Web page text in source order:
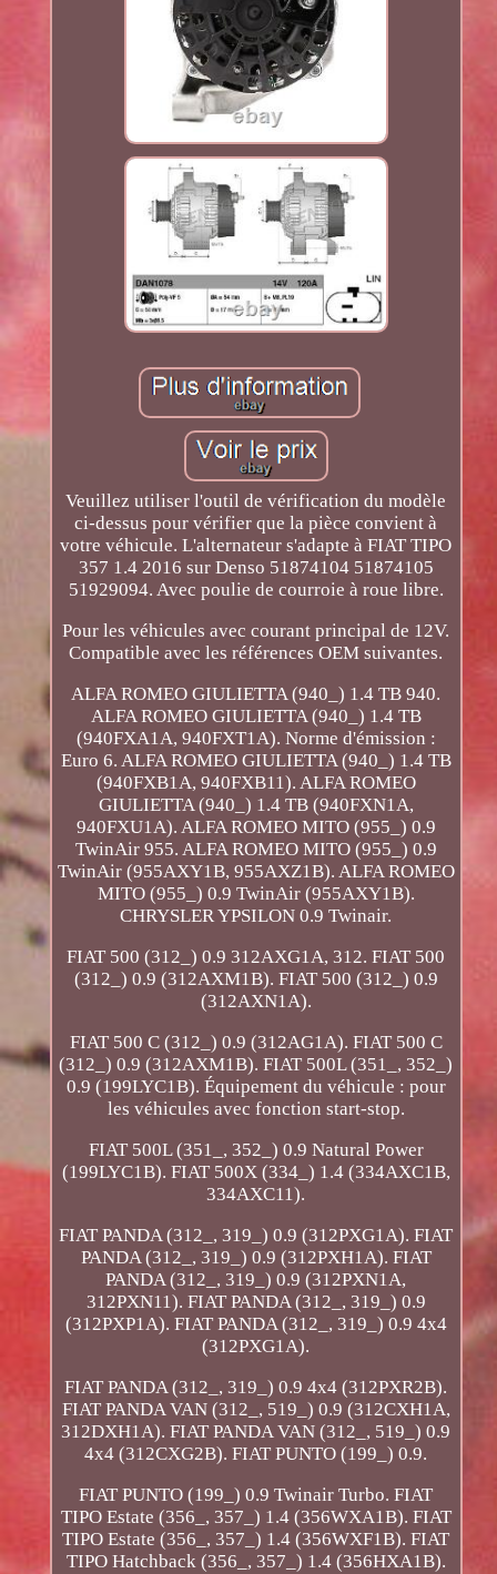
Veuillez utiliser l'outil de vérification du modèle
ci-dessus pour vérifier que la pièce convient à
votre véhicule. L'alternateur s'adapte à FIAT TIPO
357 1.4 2016 sur Denso 51874104 51874105
51929094. Avec poulie de courroie à roue libre.
Pour les véhicules avec courant principal de 12V.
Compatible avec les références OEM suivantes.
ALFA ROMEO GIULIETTA (940_) 1.4 TB 940.
ALFA ROMEO GIULIETTA (940_) 1.4 TB
(940FXA1A, 940FXT1A). Norme d'émission :
Euro 6. ALFA ROMEO GIULIETTA (940_) 1.4 TB
(940FXB1A, 940FXB11). ALFA ROMEO
GIULIETTA (940_) 1.4 TB (940FXN1A,
940FXU1A). ALFA ROMEO MITO (955_) 0.9
TwinAir 955. ALFA ROMEO MITO (955_) 0.9
TwinAir (955AXY1B, 955AXZ1B). ALFA ROMEO
MITO (955_) 0.9 TwinAir (955AXY1B).
CHRYSLER YPSILON 0.9 Twinair.
FIAT 500 (312_) 0.9 312AXG1A, 312. FIAT 500
(312_) 0.9 (312AXM1B). FIAT 500 (312_) 0.9
(312AXN1A).
FIAT 500 C (312_) 0.9 (312AG1A). FIAT 500 C
(312_) 0.9 (312AXM1B). FIAT 500L (351_, 352_)
0.9 (199LYC1B). Équipement du véhicule : pour
les véhicules avec fonction start-stop.
FIAT 500L (351_, 352_) 0.9 Natural Power
(199LYC1B). FIAT 500X (334_) 1.4 (334AXC1B,
334AXC11).
FIAT PANDA (312_, 319_) 0.9 (312PXG1A). FIAT
PANDA (312_, 319_) 0.9 (312PXH1A). FIAT
PANDA (312_, 319_) 0.9 (312PXN1A,
312PXN11). FIAT PANDA (312_, 319_) 0.9
(312PXP1A). FIAT PANDA (312_, 319_) 0.9 4x4
(312PXG1A).
FIAT PANDA (312_, 319_) 0.9 4x4 (312PXR2B).
FIAT PANDA VAN (312_, 519_) 0.9 (312CXH1A,
312DXH1A). FIAT PANDA VAN (312_, 519_) 0.9
4x4 (312CXG2B). FIAT PUNTO (199_) 0.9.
FIAT PUNTO (199_) 0.9 Twinair Turbo. FIAT
TIPO Estate (356_, 357_) 1.4 (356WXA1B). FIAT
TIPO Estate (356_, 357_) 1.4 (356WXF1B). FIAT
TIPO Hatchback (356_, 357_) 1.4 (356HXA1B).